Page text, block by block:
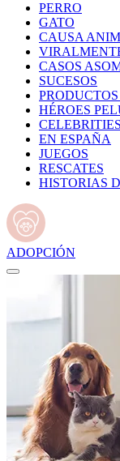
PERRO
GATO
CAUSA
CASOS
SUCESOS
HÉROES
CELEBRITIES
EN ESPAÑA
JUEGOS
RESCATES
HISTORIAS
ADOPCIÓN